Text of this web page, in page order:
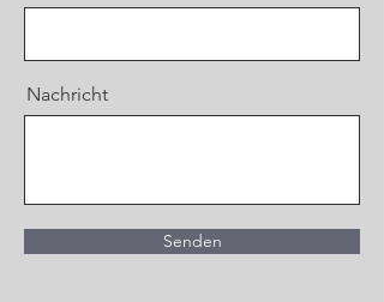
Nachricht
Senden